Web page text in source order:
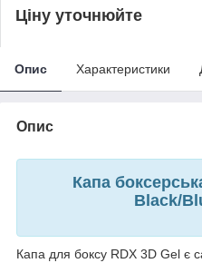
Ціну уточнюйте
Опис Характеристики
Опис
Капа
Black/
Капа для боксу RDX 3D Gel є